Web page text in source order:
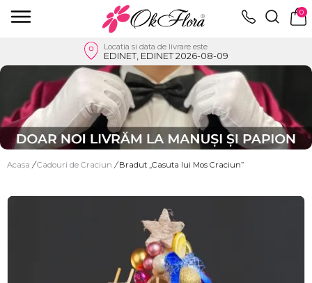
0
Locatia si data de livrare este
EDINET, EDINET 2026-08-09
Acasa / Cadouri de Craciun / Bradut „Casuta lui Mos Craciun”